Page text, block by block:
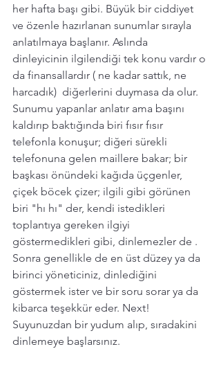
her hafta başı gibi. Büyük bir ciddiyet
ve özenle hazırlanan sunumlar sırayla
anlatılmaya başlanır. Aslında
dinleyicinin ilgilendiği tek konu vardır o
da finansallardır ( ne kadar sattık, ne
harcadık)  diğerlerini duymasa da olur.
Sunumu yapanlar anlatır ama başını
kaldırıp baktığında biri fısır fısır
telefonla konuşur; diğeri sürekli
telefonuna gelen maillere bakar; bir
başkası önündeki kağıda üçgenler,
çiçek böcek çizer; ilgili gibi görünen
biri "hı hı" der, kendi istedikleri
toplantıya gereken ilgiyi
göstermedikleri gibi, dinlemezler de .
Sonra genellikle de en üst düzey ya da
birinci yöneticiniz, dinlediğini
göstermek ister ve bir soru sorar ya da
kibarca teşekkür eder. Next!
Suyunuzdan bir yudum alıp, sıradakini
dinlemeye başlarsınız.